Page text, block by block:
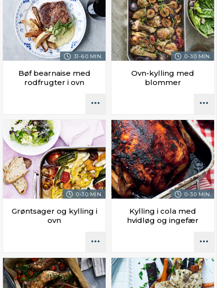
31-60 MIN.
Bøf bearnaise med
rodfrugter i ovn
0-30 MIN.
Ovn-kylling med
blommer
0-30 MIN.
Grøntsager og kylling i
ovn
0-30 MIN.
Kylling i cola med
hvidløg og ingefær